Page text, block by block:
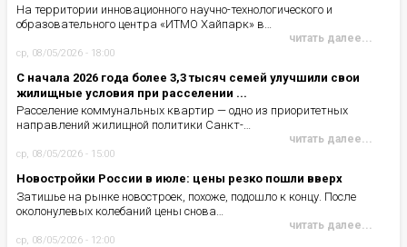
На территории инновационного научно-технологического и
образовательного центра «ИТМО Хайпарк» в…
читать далее...
ср, 08/05/2026 - 18:00
С начала 2026 года более 3,3 тысяч семей улучшили свои
жилищные условия при расселении ...
Расселение коммунальных квартир — одно из приоритетных
направлений жилищной политики Санкт-…
читать далее...
ср, 08/05/2026 - 15:00
Новостройки России в июле: цены резко пошли вверх
Затишье на рынке новостроек, похоже, подошло к концу. После
околонулевых колебаний цены снова…
читать далее...
ср, 08/05/2026 - 12:00